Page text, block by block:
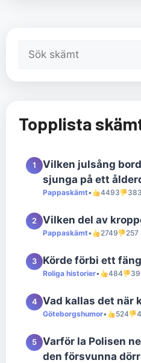
Sök
Topplista
1
Vilken julsång
sjunga på ett
Pappaskämt• 4493 383
2 Vilken del av
Pappaskämt• 2749 257
3 Körde förbi ett
Roliga historier• 484 39
4 Vad kallas det när
Göteborgshumor• 524
5
Varför la Polisen
den försvunna